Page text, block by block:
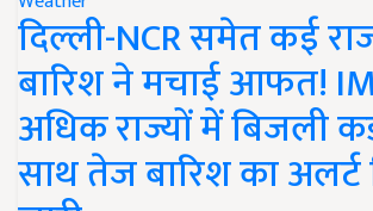
दिल्ली-NCR समेत कई
बारिश ने मचाई आफत!
अधिक राज्यों में बिजली
साथ तेज बारिश का अलर्ट